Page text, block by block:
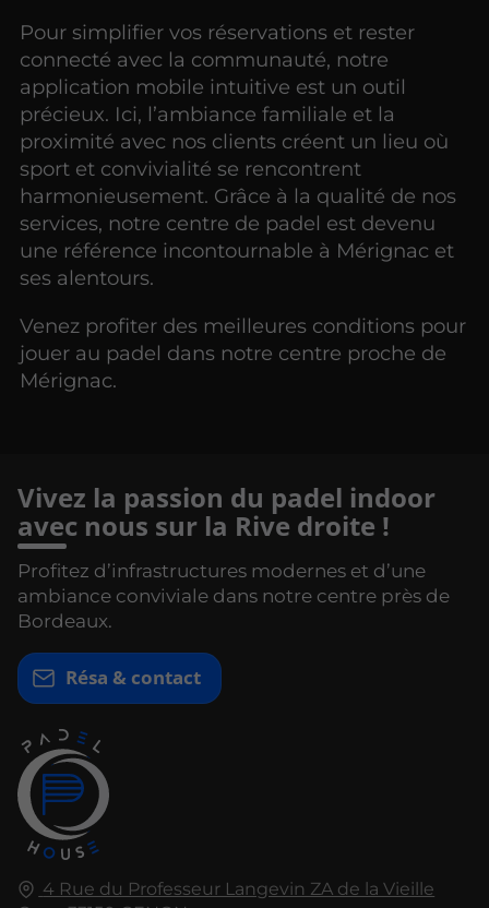
Pour simplifier vos réservations et rester
connecté avec la communauté, notre
application mobile intuitive est un outil
précieux. Ici, l’ambiance familiale et la
proximité avec nos clients créent un lieu où
sport et convivialité se rencontrent
harmonieusement. Grâce à la qualité de nos
services, notre centre de padel est devenu
une référence incontournable à Mérignac et
ses alentours.
Venez profiter des meilleures conditions pour
jouer au padel dans notre centre proche de
Mérignac.
4 Rue du Professeur Langevin ZA de la Vieille
Vivez la passion du padel indoor
avec nous sur la Rive droite !
Profitez d’infrastructures modernes et d’une
ambiance conviviale dans notre centre près de
Bordeaux.
Résa & contact